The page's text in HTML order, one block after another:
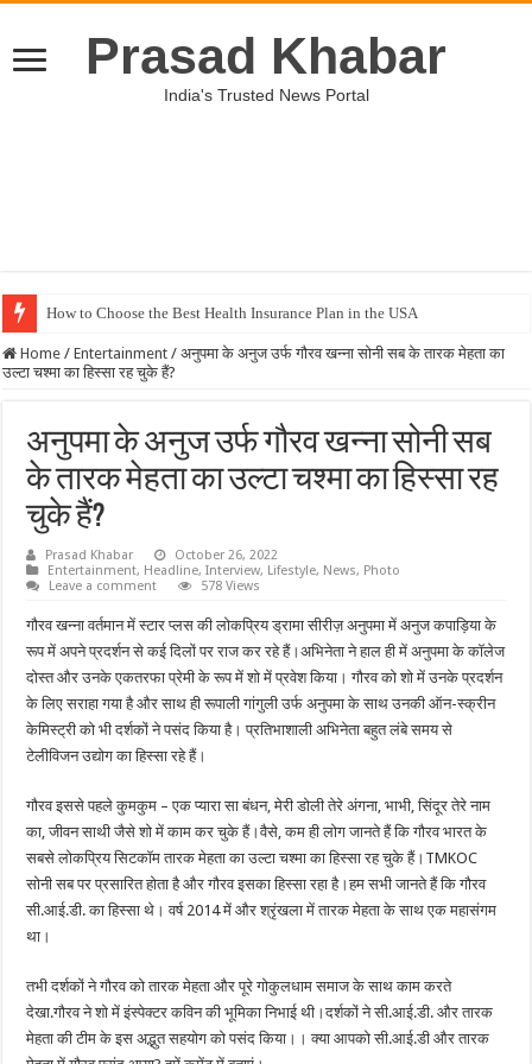
Prasad Khabar
India's Trusted News Portal
How to Choose the Best Health Insurance Plan in the USA
How to Get Insurance Through the ACA Health Insurance in USA
Unveiling the Best Medical Insurance Plans in the US
The Best Short-Term Health Insurance Plans in the USA
The Best US Health Insurance Options for Non-Citizens
Mandatory Insurance Requirements in the USA
Top Companies with the Best Health Insurance for Employees in the USA
How to Buy a Good Health Insurance Plan in the USA
Home / Entertainment / अनुपमा के अनुज उर्फ गौरव खन्ना सोनी सब के तारक मेहता का
उल्टा चश्मा का हिस्सा रह चुके हैं?
अनुपमा के अनुज उर्फ गौरव खन्ना सोनी सब
के तारक मेहता का उल्टा चश्मा का हिस्सा रह
चुके हैं?
Prasad Khabar
October 26, 2022
Entertainment, Headline,Interview, Lifestyle, News, Photo
Leave a comment
578 Views
गौरव खन्ना वर्तमान में स्टार प्लस की लोकप्रिय ड्रामा सीरीज़ अनुपमा में अनुज कपाड़िया के
रूप में अपने प्रदर्शन से कई दिलों पर राज कर रहे हैं।अभिनेता ने हाल ही में अनुपमा के कॉलेज
दोस्त और उनके एकतरफा प्रेमी के रूप में शो में प्रवेश किया। गौरव को शो में उनके प्रदर्शन
के लिए सराहा गया है और साथ ही रूपाली गांगुली उर्फ अनुपमा के साथ उनकी ऑन-स्क्रीन
केमिस्ट्री को भी दर्शकों ने पसंद किया है। प्रतिभाशाली अभिनेता बहुत लंबे समय से
टेलीविजन उद्योग का हिस्सा रहे हैं।
गौरव इससे पहले कुमकुम – एक प्यारा सा बंधन, मेरी डोली तेरे अंगना, भाभी, सिंदूर तेरे नाम
का, जीवन साथी जैसे शो में काम कर चुके हैं।वैसे, कम ही लोग जानते हैं कि गौरव भारत के
सबसे लोकप्रिय सिटकॉम तारक मेहता का उल्टा चश्मा का हिस्सा रह चुके हैं।TMKOC
सोनी सब पर प्रसारित होता है और गौरव इसका हिस्सा रहा है।हम सभी जानते हैं कि गौरव
सी.आई.डी. का हिस्सा थे। वर्ष 2014 में और श्रृंखला में तारक मेहता के साथ एक महासंगम
था।
तभी दर्शकों ने गौरव को तारक मेहता और पूरे गोकुलधाम समाज के साथ काम करते
देखा.गौरव ने शो में इंस्पेक्टर कविन की भूमिका निभाई थी।दर्शकों ने सी.आई.डी. और तारक
मेहता की टीम के इस अद्भुत सहयोग को पसंद किया।। क्या आपको सी.आई.डी और तारक